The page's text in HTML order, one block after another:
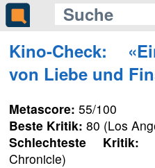
Kino-Check:
von Liebe und
Metascore: 55/100
Beste Kritik: 80 (Los
Schlechteste Kritik:
Chronicle)